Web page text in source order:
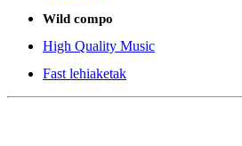
Wild compo
High Quality Music
Fast lehiaketak